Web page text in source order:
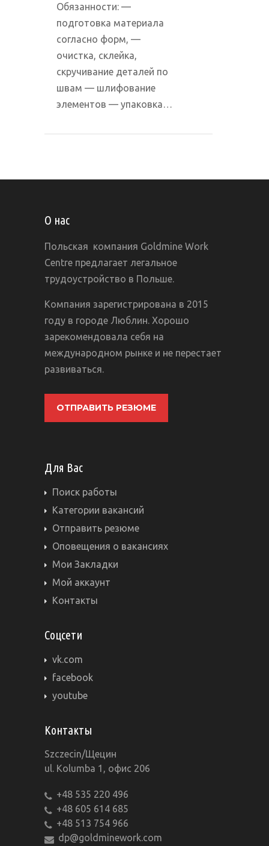
Обязанности: —
подготовка материала
согласно форм, —
очистка, склейка,
скручивание деталей по
швам — шлифование
элементов — упаковка…
О нас
Польская компания Goldmine Work
Centre предлагает легальное
трудоустройство в Польше.
Компания зарегистрирована в 2015
году в городе Люблин. Хорошо
зарекомендовала себя на
международном рынке и не перестает
развиваться.
ОТПРАВИТЬ РЕЗЮМЕ
Для Вас
Поиск работы
Категории вакансий
Отправить резюме
Оповещения о вакансиях
Мои Закладки
Мой аккаунт
Контакты
Соцсети
vk.com
facebook
youtube
Контакты
Szczecin/Щецин
ul. Kolumba 1, офис 206
+48 535 220 496
+48 605 614 685
+48 513 754 966
dp@goldminework.com